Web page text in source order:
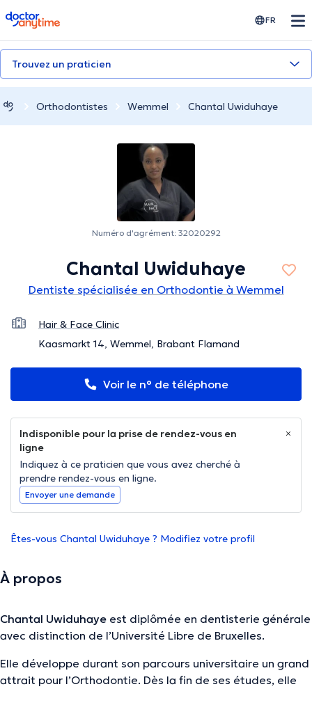
doctoranytime FR
Trouvez un praticien
Orthodontistes Wemmel Chantal Uwiduhaye
Numéro d'agrément: 32020292
Chantal Uwiduhaye
Dentiste spécialisée en Orthodontie à Wemmel
Hair & Face Clinic
Kaasmarkt 14, Wemmel, Brabant Flamand
Voir le n° de téléphone
Indisponible pour la prise de rendez-vous en
ligne
Indiquez à ce praticien que vous avez cherché à
prendre rendez-vous en ligne.
Envoyer une demande
Êtes-vous Chantal Uwiduhaye ? Modifiez votre profil
À propos
Chantal Uwiduhaye est diplômée en dentisterie générale
avec distinction de l’Université Libre de Bruxelles.
Elle développe durant son parcours universitaire un grand
attrait pour l’Orthodontie. Dès la fin de ses études, elle